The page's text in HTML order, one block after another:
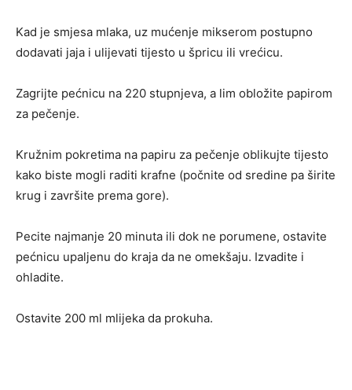
Kad je smjesa mlaka, uz mućenje mikserom postupno
dodavati jaja i ulijevati tijesto u špricu ili vrećicu.
Zagrijte pećnicu na 220 stupnjeva, a lim obložite papirom
za pečenje.
Kružnim pokretima na papiru za pečenje oblikujte tijesto
kako biste mogli raditi krafne (počnite od sredine pa širite
krug i završite prema gore).
Pecite najmanje 20 minuta ili dok ne porumene, ostavite
pećnicu upaljenu do kraja da ne omekšaju. Izvadite i
ohladite.
Ostavite 200 ml mlijeka da prokuha.